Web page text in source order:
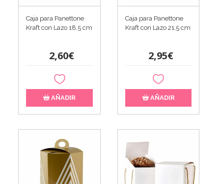
Caja para Panettone
Kraft con Lazo 18,5 cm
2,60€
AÑADIR
Caja para Panettone
Kraft con Lazo 21,5 cm
2,95€
AÑADIR